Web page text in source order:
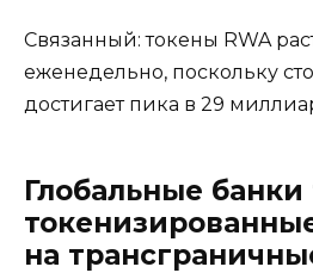
Связанный: токены RWA
еженедельно, поскольку
достигает пика в 29
Глобальные
на